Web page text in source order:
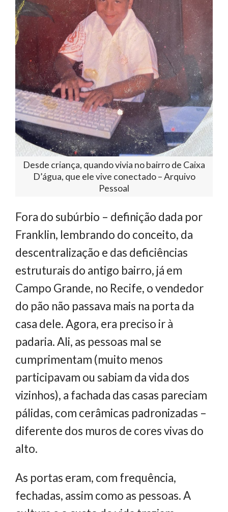
Desde criança, quando vivia no bairro de Caixa
D’água, que ele vive conectado – Arquivo
Pessoal
Fora do subúrbio – definição dada por
Franklin, lembrando do conceito, da
descentralização e das deficiências
estruturais do antigo bairro, já em
Campo Grande, no Recife, o vendedor
do pão não passava mais na porta da
casa dele. Agora, era preciso ir à
padaria. Ali, as pessoas mal se
cumprimentam (muito menos
participavam ou sabiam da vida dos
vizinhos), a fachada das casas pareciam
pálidas, com cerâmicas padronizadas –
diferente dos muros de cores vivas do
alto.
As portas eram, com frequência,
fechadas, assim como as pessoas. A